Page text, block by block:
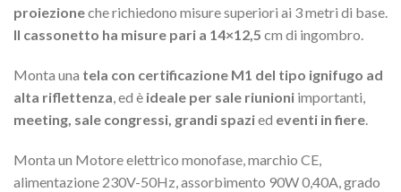
proiezioneche richiedono misure superiori ai 3 metri di base.
Il cassonetto ha misure pari a 14×12,5 cm di ingombro.
Monta una tela con certificazione M1 del tipo ignifugo ad
alta riflettenza, ed è ideale per sale riunioni importanti,
meeting, sale congressi, grandi spazied eventi in fiere.
Monta un Motore elettrico monofase, marchio CE,
alimentazione 230V-50Hz, assorbimento 90W 0,40A, grado